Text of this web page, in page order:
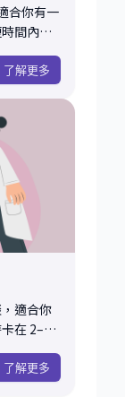
環境及
人，幫
先簡單
？ - 如果
聊，通
輕鬆的
如果聊
論， 也
果沒
再決定
合你有一
間內獲
第一次接
選擇。
拆解選
怎麼做
經驗，
實面的
分鐘不被
的 履歷
關鍵討
框架或
論，而
確定問
/
試前，希
了解更多
適合你
在 2–3
險與行
清，這
了解更多